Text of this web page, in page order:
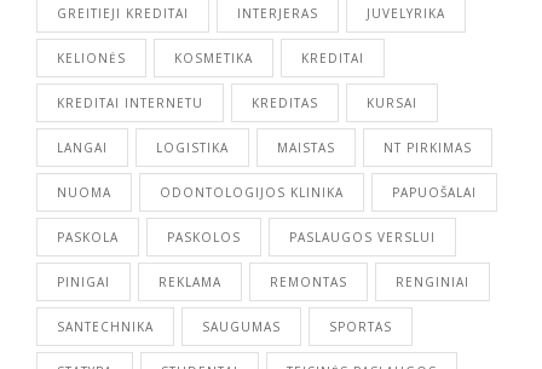
GREITIEJI KREDITAI INTERJERAS JUVELYRIKA
KELIONĖS KOSMETIKA KREDITAI
KREDITAI INTERNETU KREDITAS KURSAI
LANGAI LOGISTIKA MAISTAS NT PIRKIMAS
NUOMA ODONTOLOGIJOS KLINIKA PAPUOŠALAI
PASKOLA PASKOLOS PASLAUGOS VERSLUI
PINIGAI REKLAMA REMONTAS RENGINIAI
SANTECHNIKA SAUGUMAS SPORTAS